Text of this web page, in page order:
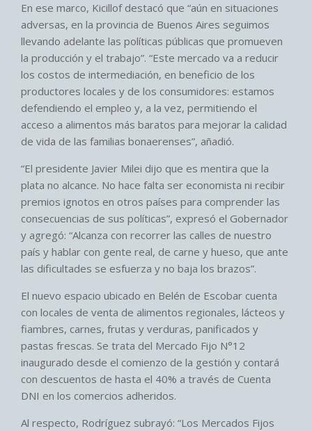
En ese marco, Kicillof destacó que “aún en situaciones
adversas, en la provincia de Buenos Aires seguimos
llevando adelante las políticas públicas que promueven
la producción y el trabajo”. “Este mercado va a reducir
los costos de intermediación, en beneficio de los
productores locales y de los consumidores: estamos
defendiendo el empleo y, a la vez, permitiendo el
acceso a alimentos más baratos para mejorar la calidad
de vida de las familias bonaerenses”, añadió.
“El presidente Javier Milei dijo que es mentira que la
plata no alcance. No hace falta ser economista ni recibir
premios ignotos en otros países para comprender las
consecuencias de sus políticas”, expresó el Gobernador
y agregó: “Alcanza con recorrer las calles de nuestro
país y hablar con gente real, de carne y hueso, que ante
las dificultades se esfuerza y no baja los brazos”.
El nuevo espacio ubicado en Belén de Escobar cuenta
con locales de venta de alimentos regionales, lácteos y
fiambres, carnes, frutas y verduras, panificados y
pastas frescas. Se trata del Mercado Fijo N°12
inaugurado desde el comienzo de la gestión y contará
con descuentos de hasta el 40% a través de Cuenta
DNI en los comercios adheridos.
Al respecto, Rodríguez subrayó: “Los Mercados Fijos